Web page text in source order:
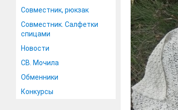
Совместник, рюкзак
Совместник. Салфетки
спицами
Новости
СВ. Мочила
Обменники
Конкурсы